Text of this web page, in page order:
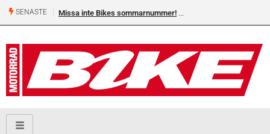
SENASTE Missa inte Bikes sommarnummer!